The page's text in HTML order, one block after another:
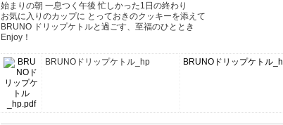
始まりの朝 一息つく午後 忙しかった1日の終わり
お気に入りのカップに とっておきのクッキーを添えて
BRUNO ドリップケトルと過ごす、至福のひととき
Enjoy！
BRUNOドリップケトル_hp BRUNOドリップケトル